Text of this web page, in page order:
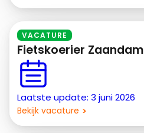
VACATURE
Fietskoerier Zaandam
Laatste update: 3 juni 2026
Bekijk vacature